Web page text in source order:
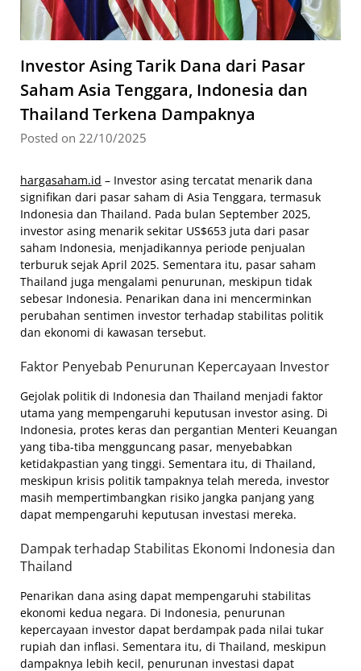
Investor Asing Tarik Dana dari Pasar
Saham Asia Tenggara, Indonesia dan
Thailand Terkena Dampaknya
Posted on 22/10/2025
hargasaham.id – Investor asing tercatat menarik dana
signifikan dari pasar saham di Asia Tenggara, termasuk
Indonesia dan Thailand. Pada bulan September 2025,
investor asing menarik sekitar US$653 juta dari pasar
saham Indonesia, menjadikannya periode penjualan
terburuk sejak April 2025. Sementara itu, pasar saham
Thailand juga mengalami penurunan, meskipun tidak
sebesar Indonesia. Penarikan dana ini mencerminkan
perubahan sentimen investor terhadap stabilitas politik
dan ekonomi di kawasan tersebut.
Faktor Penyebab Penurunan Kepercayaan Investor
Gejolak politik di Indonesia dan Thailand menjadi faktor
utama yang mempengaruhi keputusan investor asing. Di
Indonesia, protes keras dan pergantian Menteri Keuangan
yang tiba-tiba mengguncang pasar, menyebabkan
ketidakpastian yang tinggi. Sementara itu, di Thailand,
meskipun krisis politik tampaknya telah mereda, investor
masih mempertimbangkan risiko jangka panjang yang
dapat mempengaruhi keputusan investasi mereka.
Dampak terhadap Stabilitas Ekonomi Indonesia dan
Thailand
Penarikan dana asing dapat mempengaruhi stabilitas
ekonomi kedua negara. Di Indonesia, penurunan
kepercayaan investor dapat berdampak pada nilai tukar
rupiah dan inflasi. Sementara itu, di Thailand, meskipun
dampaknya lebih kecil, penurunan investasi dapat